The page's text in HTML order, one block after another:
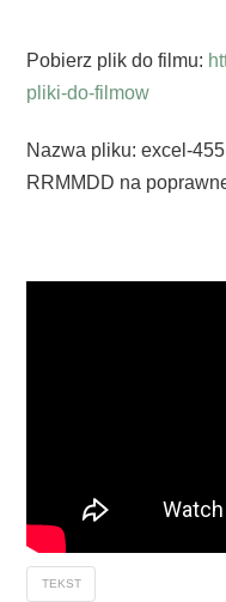
Pobierz plik do filmu:
pliki-do-filmow
Nazwa pliku: excel-
RRMMDD na
TEKST